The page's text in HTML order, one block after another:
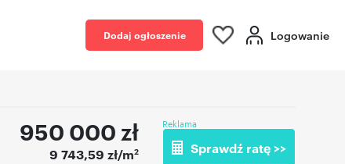
Dodaj ogłoszenie Logowanie
950 000 zł
9 743,59 zł/m2
Reklama
Sprawdź ratę >>